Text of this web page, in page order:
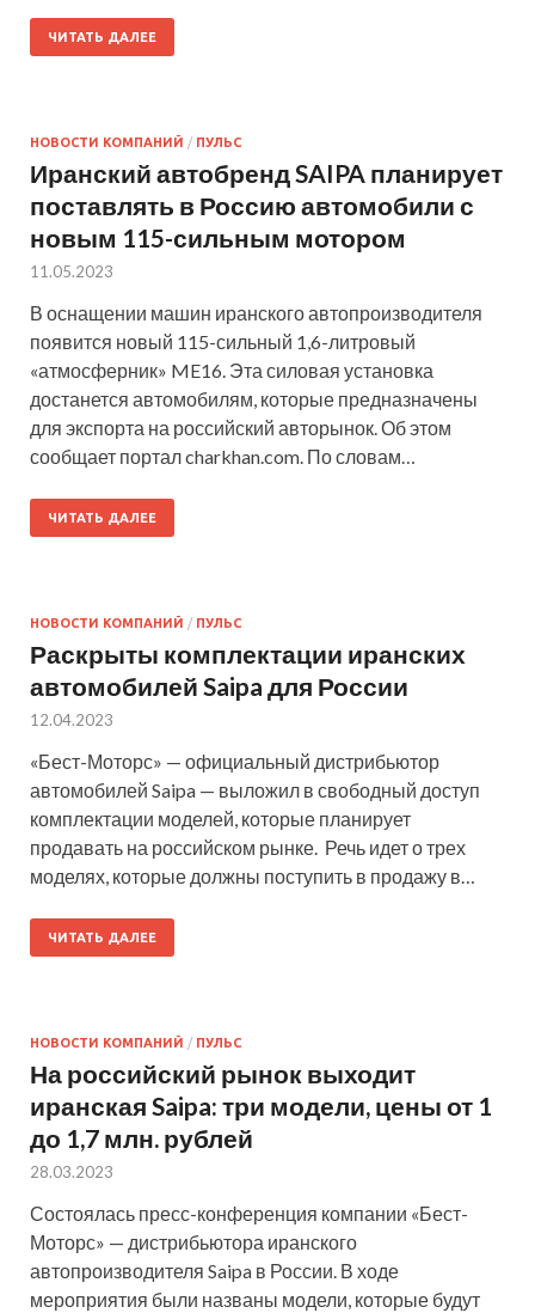
ЧИТАТЬ ДАЛЕЕ
НОВОСТИ КОМПАНИЙ / ПУЛЬС
Иранский автобренд SAIPA планирует
поставлять в Россию автомобили с
новым 115-сильным мотором
11.05.2023
В оснащении машин иранского автопроизводителя
появится новый 115-сильный 1,6-литровый
«атмосферник» ME16. Эта силовая установка
достанется автомобилям, которые предназначены
для экспорта на российский авторынок. Об этом
сообщает портал charkhan.com. По словам…
ЧИТАТЬ ДАЛЕЕ
НОВОСТИ КОМПАНИЙ / ПУЛЬС
Раскрыты комплектации иранских
автомобилей Saipa для России
12.04.2023
«Бест-Моторс» — официальный дистрибьютор
автомобилей Saipa — выложил в свободный доступ
комплектации моделей, которые планирует
продавать на российском рынке. Речь идет о трех
моделях, которые должны поступить в продажу в…
ЧИТАТЬ ДАЛЕЕ
НОВОСТИ КОМПАНИЙ / ПУЛЬС
На российский рынок выходит
иранская Saipa: три модели, цены от 1
до 1,7 млн. рублей
28.03.2023
Состоялась пресс-конференция компании «Бест-
Моторс» — дистрибьютора иранского
автопроизводителя Saipa в России. В ходе
мероприятия были названы модели, которые будут